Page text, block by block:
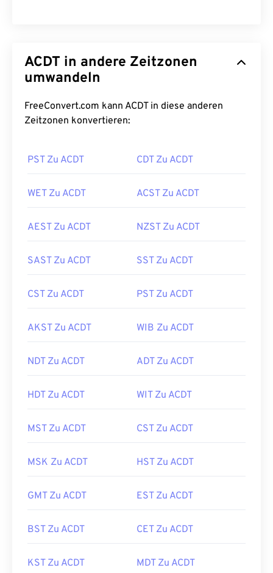
ACDT in andere Zeitzonen
umwandeln
FreeConvert.com kann ACDT in diese anderen
Zeitzonen konvertieren:
PST Zu ACDT CDT Zu ACDT
WET Zu ACDT ACST Zu ACDT
AEST Zu ACDT NZST Zu ACDT
SAST Zu ACDT SST Zu ACDT
CST Zu ACDT PST Zu ACDT
AKST Zu ACDT WIB Zu ACDT
NDT Zu ACDT ADT Zu ACDT
HDT Zu ACDT WIT Zu ACDT
MST Zu ACDT CST Zu ACDT
MSK Zu ACDT HST Zu ACDT
GMT Zu ACDT EST Zu ACDT
BST Zu ACDT CET Zu ACDT
KST Zu ACDT MDT Zu ACDT